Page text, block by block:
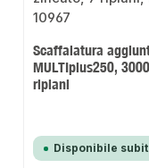
Scaffalatura
MULTIplus250,
ripiani
Disponibile